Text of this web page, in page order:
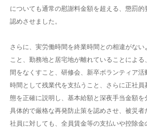
についても通常の慰謝料金額を超える、懲罰的
認めさせました。
さらに、実労働時間を終業時間との相違がない
こと、勤務地と居宅地が離れていることによ
間をなくすこと、研修会、新卒ボランティア活
時間として残業代を支払うこと、さらに正社
態を正確に説明し、基本給額と深夜手当金額を
具体的で厳格な再発防止策を認めさせ、被災
社員に対しても、全員賃金等の支払いや控除金